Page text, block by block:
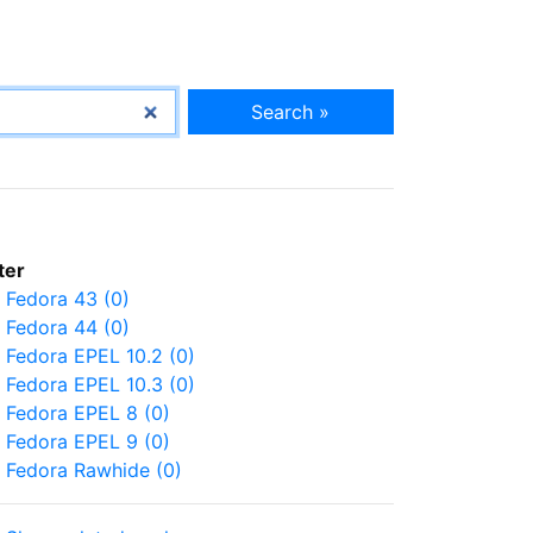
Search »
Fedora 43 (0)
Fedora 44 (0)
Fedora EPEL 10.2 (0)
Fedora EPEL 10.3 (0)
Fedora EPEL 8 (0)
Fedora EPEL 9 (0)
Fedora Rawhide (0)